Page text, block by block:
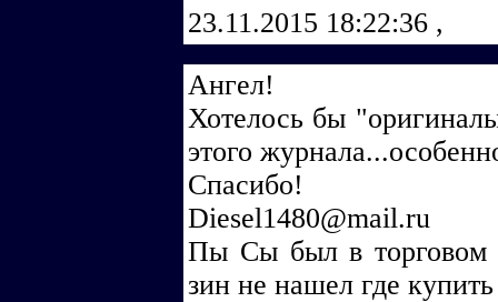
23.11.2015 18:22:36 ,
Ангел!
Хотелось бы
этого
Спасибо!
Diesel1480@mail.ru
Пы Сы был в торговом
зин не нашел где купить